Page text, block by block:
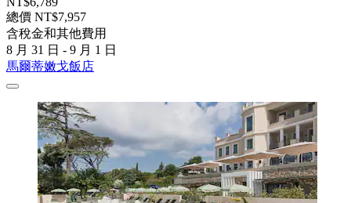
總價 NT$7,957
含稅金和其他費用
8 月 31 日 - 9 月 1 日
馬爾蒂嫩戈飯店